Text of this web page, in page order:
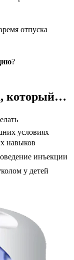
отпуска
?
который…
условиях
навыков
инъекции
у детей